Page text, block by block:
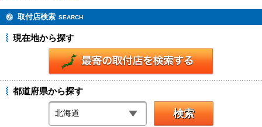
取付店検索 SEARCH
現在地から探す
都道府県から探す